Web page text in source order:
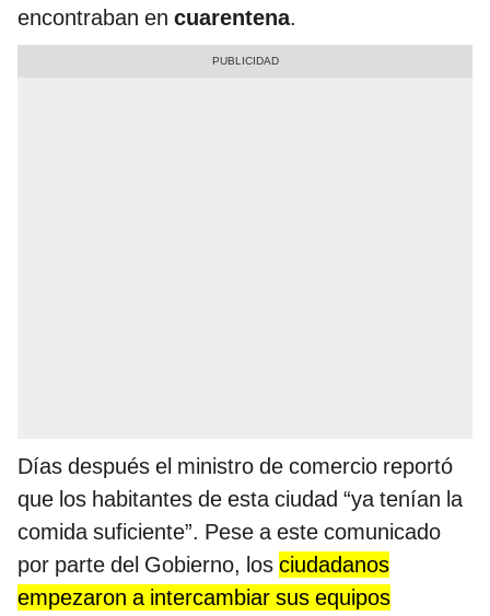
encontraban en cuarentena.
Días después el ministro de comercio reportó
que los habitantes de esta ciudad “ya tenían la
comida suficiente”. Pese a este comunicado
por parte del Gobierno, los ciudadanos
empezaron a intercambiar sus equipos